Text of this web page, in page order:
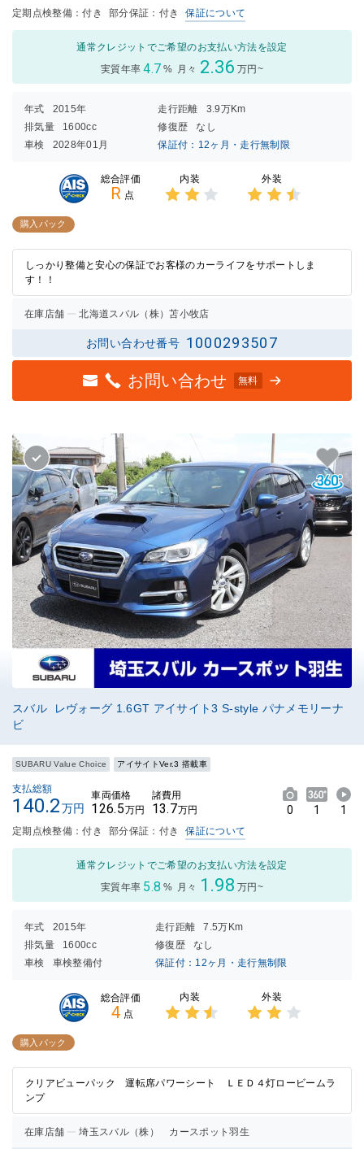
定期点検整備：付き 部分保証：付き 保証について
通常クレジットでご希望のお支払い方法を設定
実質年率 4.7 % 月々 2.36 万円~
年式 2015年 走行距離
3.9万Km
排気量
1600cc 修復歴
なし
車検
2028年01月 保証付：12ヶ月・走行無制限
総合評価
R 点
内装 外装
購入パック
しっかり整備と安心の保証でお客様のカーライフをサポートしま
す！！
在庫店舗 北海道スバル（株）苫小牧店
お問い合わせ番号 1000293507
お問い合わせ 無料
スバル レヴォーグ 1.6GT アイサイト3 S-style パナメモリーナ
ビ
SUBARU Value Choice アイサイトVer.3 搭載車
支払総額
140.2万円
車両価格
126.5万円
諸費用
13.7万円 0 1 1
定期点検整備：付き 部分保証：付き 保証について
通常クレジットでご希望のお支払い方法を設定
実質年率 5.8 % 月々 1.98 万円~
年式 2015年 走行距離
7.5万Km
排気量
1600cc 修復歴
なし
車検
車検整備付 保証付：12ヶ月・走行無制限
総合評価
4 点
内装 外装
購入パック
クリアビューパック 運転席パワーシート ＬＥＤ４灯ロービームラ
ンプ
在庫店舗 埼玉スバル（株） カースポット羽生